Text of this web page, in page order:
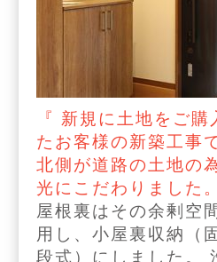
『 新規に土地をご購
たお客様の新築工事
北側が道路の土地の
光にこだわりました
屋根裏はその余剰空
用し、小屋裏収納（
段式）にしました。